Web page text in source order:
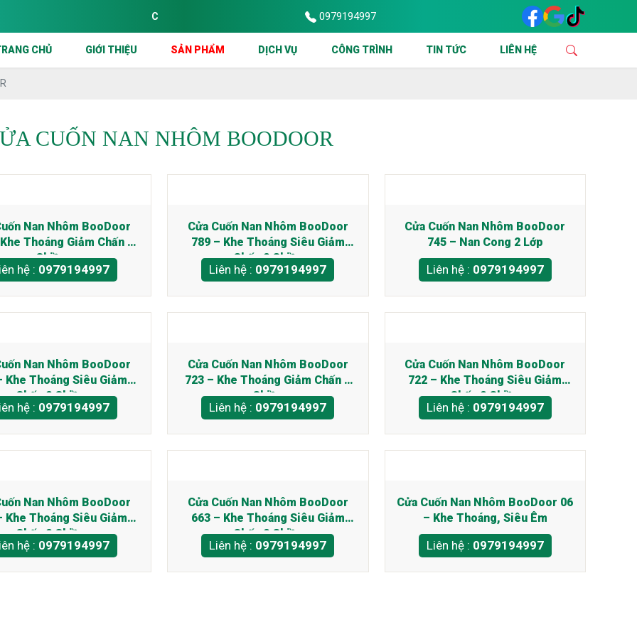
CÔNG TY CỬA CUỐN SÀI GÒN CHUYÊN THI CÔNG LẮP ĐẶT & SỬA CHỮA CỬA CUỐN TẠI TPHCM VÀ CÁC KHU
0979194997
CHỦ GIỚI THIỆU SẢN PHẨM DỊCH VỤ CÔNG TRÌNH TIN TỨC LIÊN HỆ
CUỐN NAN NHÔM BOODOOR
Nan Nhôm BooDoor
Thoáng Giảm Chấn 2
Chiều
hệ : 0979194997
Cửa Cuốn Nan Nhôm BooDoor
789 – Khe Thoáng Siêu Giảm
Chấn 2 Chiều
Liên hệ : 0979194997
Cửa Cuốn Nan Nhôm BooDoor
745 – Nan Cong 2 Lớp
Liên hệ : 0979194997
Nan Nhôm BooDoor
Khe Thoáng Siêu Giảm
Chấn 2 Chiều
hệ : 0979194997
Cửa Cuốn Nan Nhôm BooDoor
723 – Khe Thoáng Giảm Chấn 1
Chiều
Liên hệ : 0979194997
Cửa Cuốn Nan Nhôm BooDoor
722 – Khe Thoáng Siêu Giảm
Chấn 2 Chiều
Liên hệ : 0979194997
Nan Nhôm BooDoor
Khe Thoáng Siêu Giảm
Chấn 2 Chiều
hệ : 0979194997
Cửa Cuốn Nan Nhôm BooDoor
663 – Khe Thoáng Siêu Giảm
Chấn 2 Chiều
Liên hệ : 0979194997
Cửa Cuốn Nan Nhôm BooDoor 06
– Khe Thoáng, Siêu Êm
Liên hệ : 0979194997